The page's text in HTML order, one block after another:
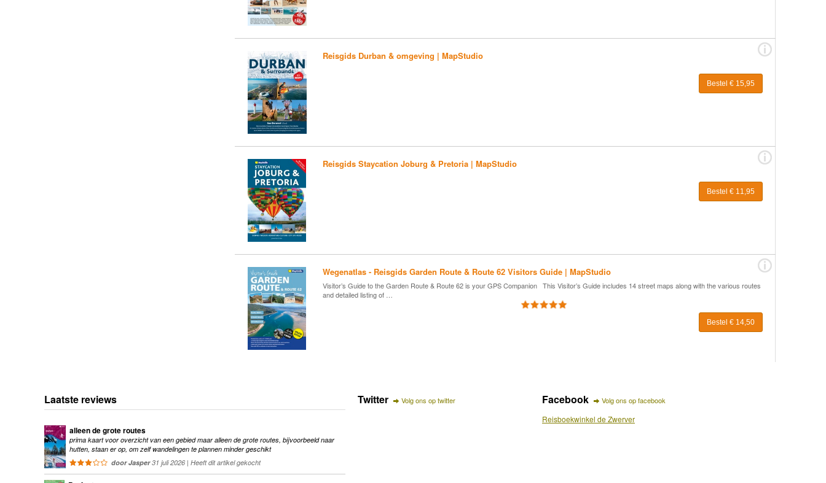
Reisgids Durban & omgeving | MapStudio
Bestel € 15,95
Reisgids Staycation Joburg & Pretoria | MapStudio
Bestel € 11,95
Wegenatlas - Reisgids Garden Route & Route 62 Visitors Guide | MapStudio
Visitor’s Guide to the Garden Route & Route 62 is your GPS Companion This Visitor’s Guide includes 14 street maps along with the various routes
and detailed listing of …
Bestel € 14,50
Laatste reviews
alleen de grote routes
prima kaart voor overzicht van een gebied maar alleen de grote routes, bijvoorbeeld naar
hutten, staan er op, om zelf wandelingen te plannen minder geschikt
door Jasper31 juli 2026 | Heeft dit artikel gekocht
Twitter Volg ons op twitter Facebook Volg ons op facebook
Reisboekwinkel de Zwerver